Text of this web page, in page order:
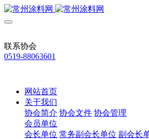
联系协会
0519-88063601
网站首页
关于我们
协会简介 协会文件 协会管理
会员单位
会长单位 常务副会长单位 副会长